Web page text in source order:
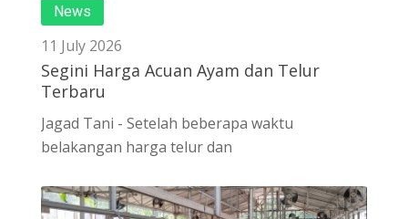
News
11 July 2026
Segini Harga Acuan Ayam dan Telur
Terbaru
Jagad Tani - Setelah beberapa waktu
belakangan harga telur dan